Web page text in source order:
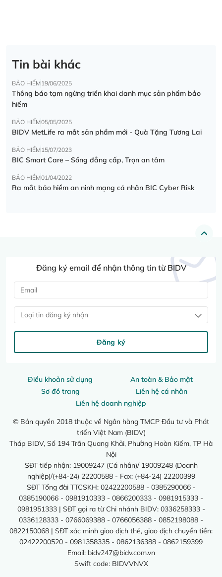
Tin bài khác
BẢO HIỂM19/06/2025
Thông báo tạm ngừng triển khai danh mục sản phẩm bảo
hiểm
BẢO HIỂM05/05/2025
BIDV MetLife ra mắt sản phẩm mới - Quà Tặng Tương Lai
BẢO HIỂM15/07/2023
BIC Smart Care – Sống đẳng cấp, Trọn an tâm
BẢO HIỂM01/04/2022
Ra mắt bảo hiểm an ninh mạng cá nhân BIC Cyber Risk
Điều khoản sử dụng
An toàn & Bảo mật
Sơ đồ trang
Liên hệ cá nhân
Liên hệ doanh nghiệp
© Bản quyền 2018 thuộc về Ngân hàng TMCP Đầu tư và Phát
triển Việt Nam (BIDV)
Tháp BIDV, Số 194 Trần Quang Khải, Phường Hoàn Kiếm, TP Hà
Nội
SĐT tiếp nhận: 19009247 (Cá nhân)/ 19009248 (Doanh
nghiệp)/(+84-24) 22200588 - Fax: (+84-24) 22200399
SĐT Tổng đài TTCSKH: 02422200588 - 0385290066 -
0385190066 - 0981910333 - 0866200333 - 0981915333 -
0981951333 | SĐT gọi ra từ Chi nhánh BIDV: 0336258333 -
0336128333 - 0766069388 - 0766056388 - 0852198088 -
0822150068 | SĐT xác minh giao dịch thẻ, giao dịch chuyển tiền:
02422200520 - 0981358335 - 0862136388 - 0862159399
Email: bidv247@bidv.com.vn
Swift code: BIDVVNVX
Đăng ký email để nhận thông tin từ BIDV
Loại tin đăng ký nhận
Đăng ký